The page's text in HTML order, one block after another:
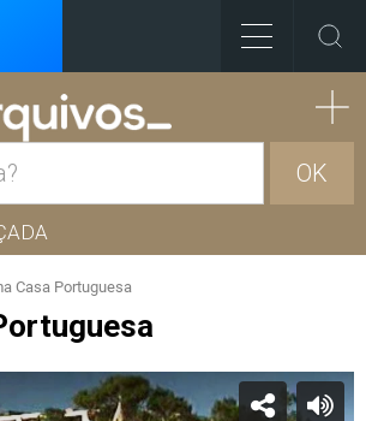
OK
Casa Portuguesa